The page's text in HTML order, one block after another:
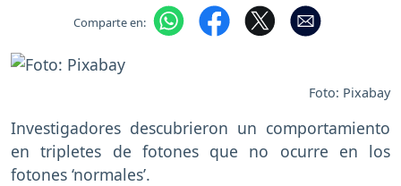
Comparte en:
Foto: Pixabay
Investigadores descubrieron un comportamiento
en tripletes de fotones que no ocurre en los
fotones ‘normales’.